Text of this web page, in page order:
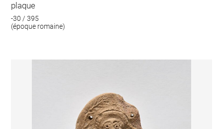
plaque
-30 / 395
(époque romaine)